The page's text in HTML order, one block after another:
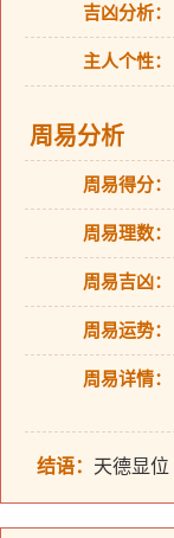
吉凶分析：
主人个性：
周易分析
周易得分：
周易理数：
周易吉凶：
周易运势：
周易详情：
结语： 天德显位